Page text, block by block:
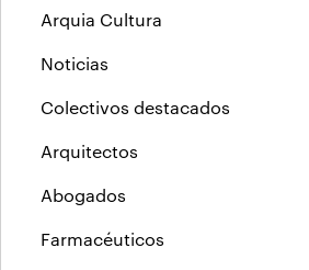
Arquia Cultura
Noticias
Colectivos destacados
Arquitectos
Abogados
Farmacéuticos